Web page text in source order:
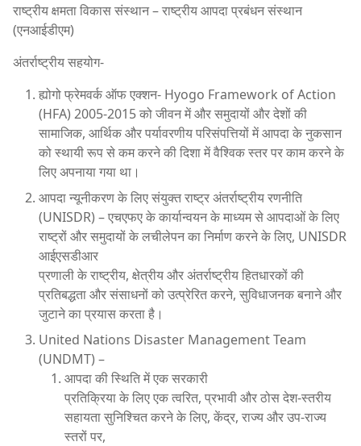
राष्ट्रीय क्षमता विकास संस्थान – राष्ट्रीय आपदा प्रबंधन संस्थान
(एनआईडीएम)
अंतर्राष्ट्रीय सहयोग-
ह्योगो फ्रेमवर्क ऑफ एक्शन- Hyogo Framework of Action
(HFA) 2005-2015 को जीवन में और समुदायों और देशों की
सामाजिक, आर्थिक और पर्यावरणीय परिसंपत्तियों में आपदा के नुकसान
को स्थायी रूप से कम करने की दिशा में वैश्विक स्तर पर काम करने के
लिए अपनाया गया था।
आपदा न्यूनीकरण के लिए संयुक्त राष्ट्र अंतर्राष्ट्रीय रणनीति
(UNISDR) – एचएफए के कार्यान्वयन के माध्यम से आपदाओं के लिए
राष्ट्रों और समुदायों के लचीलेपन का निर्माण करने के लिए, UNISDR
आईएसडीआर
प्रणाली के राष्ट्रीय, क्षेत्रीय और अंतर्राष्ट्रीय हितधारकों की
प्रतिबद्धता और संसाधनों को उत्प्रेरित करने, सुविधाजनक बनाने और
जुटाने का प्रयास करता है।
United Nations Disaster Management Team
(UNDMT) –
आपदा की स्थिति में एक सरकारी
प्रतिक्रिया के लिए एक त्वरित, प्रभावी और ठोस देश-स्तरीय
सहायता सुनिश्चित करने के लिए, केंद्र, राज्य और उप-राज्य
स्तरों पर,